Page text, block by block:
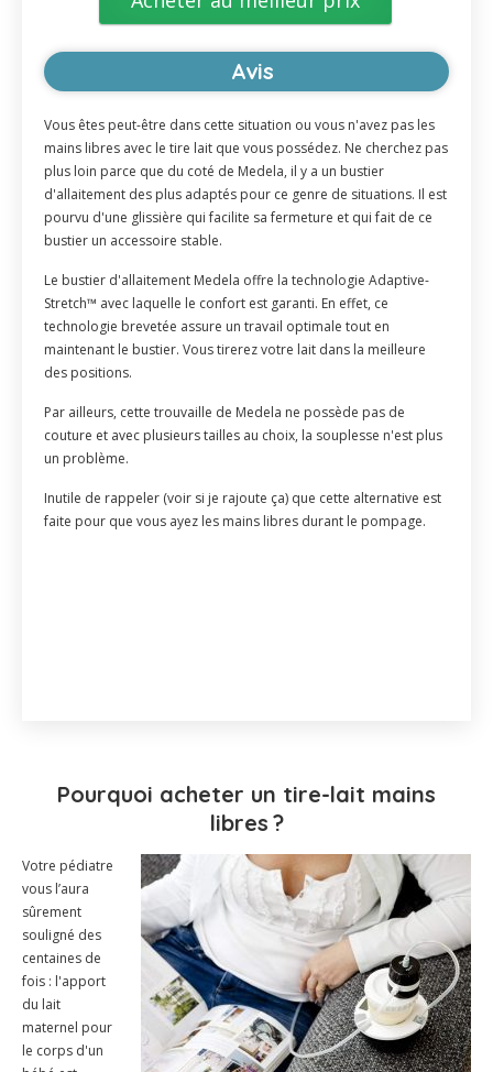
Avis
Vous êtes peut-être dans cette situation ou vous n'avez pas les
mains libres avec le tire lait que vous possédez. Ne cherchez pas
plus loin parce que du coté de Medela, il y a un bustier
d'allaitement des plus adaptés pour ce genre de situations. Il est
pourvu d'une glissière qui facilite sa fermeture et qui fait de ce
bustier un accessoire stable.
Le bustier d'allaitement Medela offre la technologie Adaptive-
Stretch™ avec laquelle le confort est garanti. En effet, ce
technologie brevetée assure un travail optimale tout en
maintenant le bustier. Vous tirerez votre lait dans la meilleure
des positions.
Par ailleurs, cette trouvaille de Medela ne possède pas de
couture et avec plusieurs tailles au choix, la souplesse n'est plus
un problème.
Inutile de rappeler (voir si je rajoute ça) que cette alternative est
faite pour que vous ayez les mains libres durant le pompage.
Pourquoi acheter un tire-lait mains
libres ?
Votre pédiatre
vous l’aura
sûrement
souligné des
centaines de
fois : l'apport
du lait
maternel pour
le corps d'un